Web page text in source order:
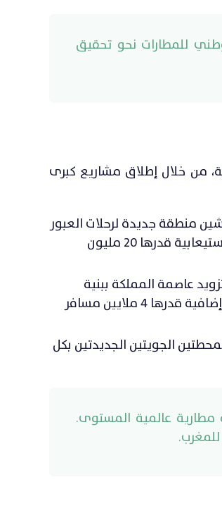
الوطني للمطارات نحو تحقيق
من خلال إطلاق مشاريع كبرى
منطقة جديدة لرحلات العبور
(الترانزيت) وأشغال بناء المحطة الجوية الجديدة. والتي تعتبر إنجازًا تقنيًا فريدًا بطاقة استيعابية قدرها 20 مليون
عاصمة المملكة ببنية
مطارية حديثة ومرجعية مزودة بأحدث التجهيزات المطارية، وستوفر طاقة استيعابية إضافية قدرها 4 ملايين مسافر
الجويتين الجديدتين بكل
مطارية عالمية المستوى.